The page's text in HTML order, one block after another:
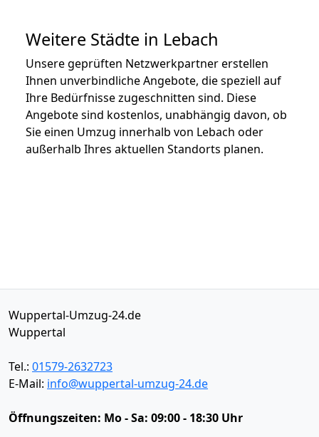
Weitere Städte in Lebach
Unsere geprüften Netzwerkpartner erstellen
Ihnen unverbindliche Angebote, die speziell auf
Ihre Bedürfnisse zugeschnitten sind. Diese
Angebote sind kostenlos, unabhängig davon, ob
Sie einen Umzug innerhalb von Lebach oder
außerhalb Ihres aktuellen Standorts planen.
Wuppertal-Umzug-24.de
Wuppertal
Tel.: 01579-2632723
E-Mail: info@wuppertal-umzug-24.de
Öffnungszeiten: Mo - Sa: 09:00 - 18:30 Uhr